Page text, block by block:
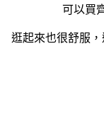
可以買
逛起來也很舒服